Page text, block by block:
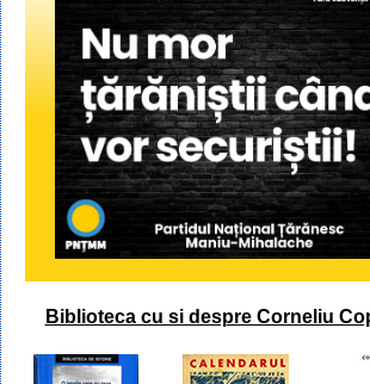
Biblioteca cu si despre Corneliu